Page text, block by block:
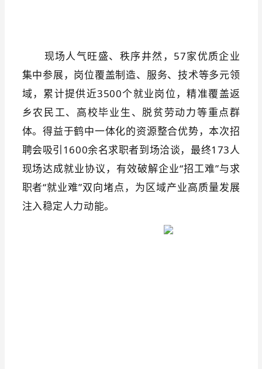
现场人气旺盛、秩序井然，57家优质企业
集中参展，岗位覆盖制造、服务、技术等多元领
域，累计提供近3500个就业岗位，精准覆盖返
乡农民工、高校毕业生、脱贫劳动力等重点群
体。得益于鹤中一体化的资源整合优势，本次招
聘会吸引1600余名求职者到场洽谈，最终173人
现场达成就业协议，有效破解企业“招工难”与求
职者“就业难”双向堵点，为区域产业高质量发展
注入稳定人力动能。